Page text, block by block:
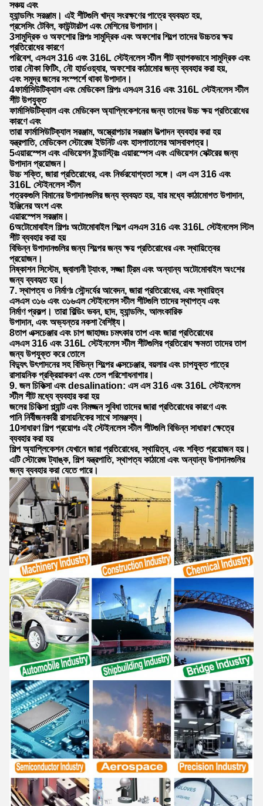
সঞ্চয় এবং
হ্যান্ডলিং সরঞ্জাম। এই শীটগুলি খাদ্য সংরক্ষণের পাত্রে ব্যবহৃত হয়,
প্রসেসিং টেবিল, কাউন্টারটপ এবং মেশিনের উপাদান।
3সামুদ্রিক ও অফশোর শিল্পঃ সামুদ্রিক এবং অফশোর শিল্পে তাদের উচ্চতর ক্ষয়
প্রতিরোধের কারণে
পরিবেশ, এসএস 316 এবং 316L স্টেইনলেস স্টীল শীট ব্যাপকভাবে সামুদ্রিক এবং
তারা নৌকা ফিটিং, নৌ হার্ডওয়্যার, অফশোর কাঠামোর জন্য ব্যবহার করা হয়,
এবং সমুদ্র জলের সংস্পর্শে থাকা উপাদান।
4ফার্মাসিউটিক্যাল এবং মেডিকেল শিল্পঃ এসএস 316 এবং 316L স্টেইনলেস স্টীল
শীট উপযুক্ত
ফার্মাসিউটিক্যাল এবং মেডিকেল অ্যাপ্লিকেশনের জন্য তাদের উচ্চ ক্ষয় প্রতিরোধের
কারণে এবং
তারা ফার্মাসিউটিক্যাল সরঞ্জাম, অস্ত্রোপচার সরঞ্জাম উত্পাদন ব্যবহার করা হয়
যন্ত্রপাতি, মেডিকেল স্টোরেজ ইউনিট এবং হাসপাতালের আসবাবপত্র।
5এয়ারস্পেস এবং এভিয়েশন ইন্ডাস্ট্রিঃ এয়ারস্পেস এবং এভিয়েশন সেক্টরের জন্য
উপাদান প্রয়োজন।
উচ্চ শক্তি, জারা প্রতিরোধের, এবং নির্ভরযোগ্যতা সঙ্গে। এস এস 316 এবং
316L স্টেইনলেস স্টীল
পত্রকগুলি বিমানের উপাদানগুলির জন্য ব্যবহৃত হয়, যার মধ্যে কাঠামোগত উপাদান,
ইঞ্জিনের অংশ এবং
এয়ারস্পেস সরঞ্জাম।
6অটোমোবাইল শিল্পঃ অটোমোবাইল শিল্পে এসএস 316 এবং 316L স্টেইনলেস স্টিল
শীট ব্যবহার করা হয়
বিভিন্ন উপাদানগুলির জন্য শিল্পের জন্য ক্ষয় প্রতিরোধের এবং স্থায়িত্বের
প্রয়োজন।
নিষ্কাশন সিস্টেম, জ্বালানী ট্যাংক, সজ্জা ট্রিম এবং অন্যান্য অটোমোবাইল অংশের
জন্য ব্যবহৃত হয়।
7. স্থাপত্য ও নির্মাণঃ সৌন্দর্যের আবেদন, জারা প্রতিরোধের, এবং স্থায়িত্ব
এসএস ৩১৬ এবং ৩১৬এল স্টেইনলেস স্টীল শীটগুলি তাদের স্থাপত্য এবং
নির্মাণ প্রকল্প। তারা বিল্ডিং ভবন, ছাদ, হ্যান্ডলিং, আলংকারিক
উপাদান, এবং অভ্যন্তর নকশা বৈশিষ্ট্য।
8তাপ এক্সচেঞ্জার এবং চাপ জাহাজঃ চমৎকার তাপ এবং জারা প্রতিরোধের
এসএস 316 এবং 316L স্টেইনলেস স্টীল শীটগুলির প্রতিরোধ ক্ষমতা তাদের তাপ
জন্য উপযুক্ত করে তোলে
বিদ্যুৎ উৎপাদনের সহ বিভিন্ন শিল্পের এক্সচেঞ্জার, বয়লার এবং চাপযুক্ত পাত্রে
রাসায়নিক প্রক্রিয়াকরণ এবং তেল পরিশোধনাগার।
9. জল চিকিত্সা এবং desalination: এস এস 316 এবং 316L স্টেইনলেস
স্টীল শীট মধ্যে ব্যবহার করা হয়
জলের চিকিত্সা প্ল্যান্ট এবং নিমজ্জন সুবিধা তাদের জারা প্রতিরোধের কারণে এবং
পানি নির্বীজনকারী রাসায়নিকের সাথে সামঞ্জস্য।
10সাধারণ শিল্প প্রয়োগঃ এই স্টেইনলেস স্টীল শীটগুলি বিভিন্ন সাধারণ ক্ষেত্রে
ব্যবহার করা হয়
শিল্প অ্যাপ্লিকেশন যেখানে জারা প্রতিরোধের, স্থায়িত্ব, এবং শক্তি প্রয়োজন হয়।
এটি স্টোরেজ ট্যাঙ্ক, শিল্প যন্ত্রপাতি, স্থাপত্য কাঠামো এবং অন্যান্য উপাদানগুলির
জন্য ব্যবহার করা যেতে পারে।